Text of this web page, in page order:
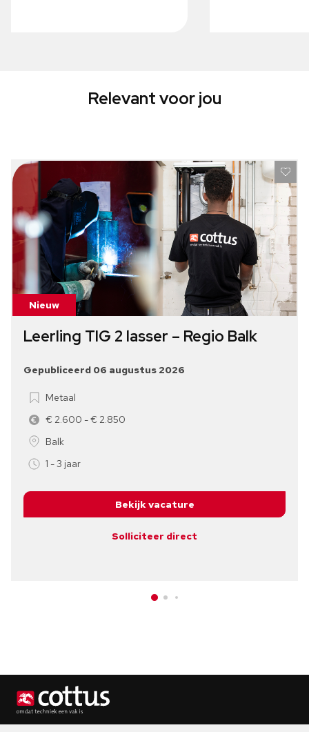
Relevant voor jou
Nieuw
Leerling TIG 2 lasser – Regio Balk
Gepubliceerd 06 augustus 2026
Metaal
€ 2.600 - € 2.850
Balk
1 - 3 jaar
Solliciteer direct
Bekijk vacature